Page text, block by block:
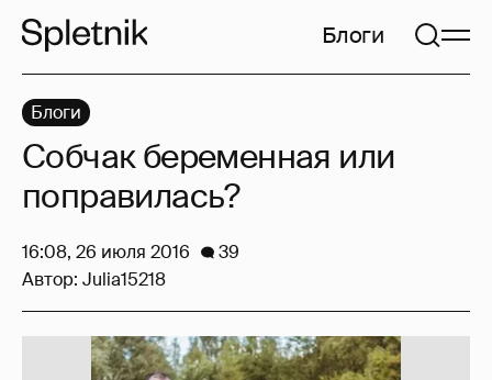
Блоги
Блоги
Собчак беременная или
поправилась?
16:08, 26 июля 2016
39
Автор: Julia15218